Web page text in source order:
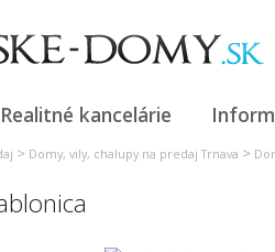
Realitné kancelárie
> Domy, vily, chalupy na predaj Trnava >